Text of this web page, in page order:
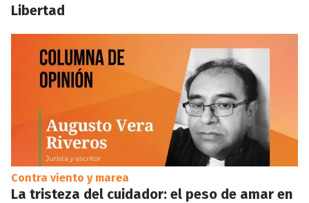
Libertad
Contra viento y marea
La tristeza del cuidador: el peso de amar en